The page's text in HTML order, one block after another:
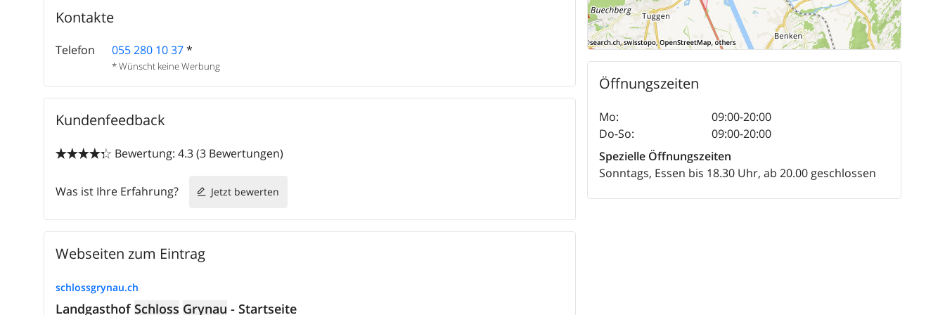
Kontakte
Telefon 055 280 10 37*
* Wünscht keine Werbung
Kundenfeedback

 Bewertung: 4.3 (3 Bewertungen)
Was ist Ihre Erfahrung? Jetzt bewerten
Webseiten zum Eintrag
schlossgrynau.ch
LandgasthofSchloss Grynau - Startseite
Öffnungszeiten
Mo:
09:00-20:00
Do-So:
09:00-20:00
Spezielle Öffnungszeiten
Sonntags, Essen bis 18.30 Uhr, ab 20.00 geschlossen